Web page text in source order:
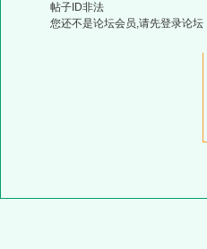
帖子ID非法
您还不是论坛会员,请先登录论坛